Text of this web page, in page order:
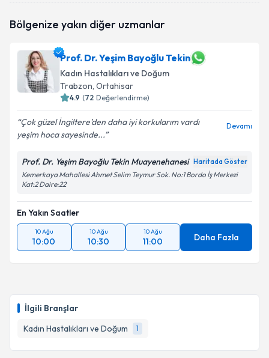
İlgili Branşlar
Kadın Hastalıkları ve Doğum
1
takvimi talebi oluşturun. Size bu uzmandan randevu
bilgilendireceğiz.
E-posta Adresiniz
Kişisel verilerimin işlenmesine ilişkin
kapsamda işlenmesini kabul ediyorum.
Bölgenize yakın diğer uzmanlar
Prof. Dr. Yeşim Bayoğlu Tekin
Kadın Hastalıkları ve Doğum
Trabzon, Ortahisar
4.9 (72 Değerlendirme)
Çok güzel İngiltere’den daha iyi korkularım vardı
yeşim hoca sayesinde...
Devamı
Prof. Dr. Yeşim Bayoğlu Tekin Muayenehanesi Haritada Göster
Kemerkaya Mahallesi Ahmet Selim Teymur Sok. No:1 Bordo İş Merkezi
Kat:2 Daire:22
En Yakın Saatler
10 Ağu
10:00
10 Ağu
10:30
10 Ağu
11:00 Daha Fazla